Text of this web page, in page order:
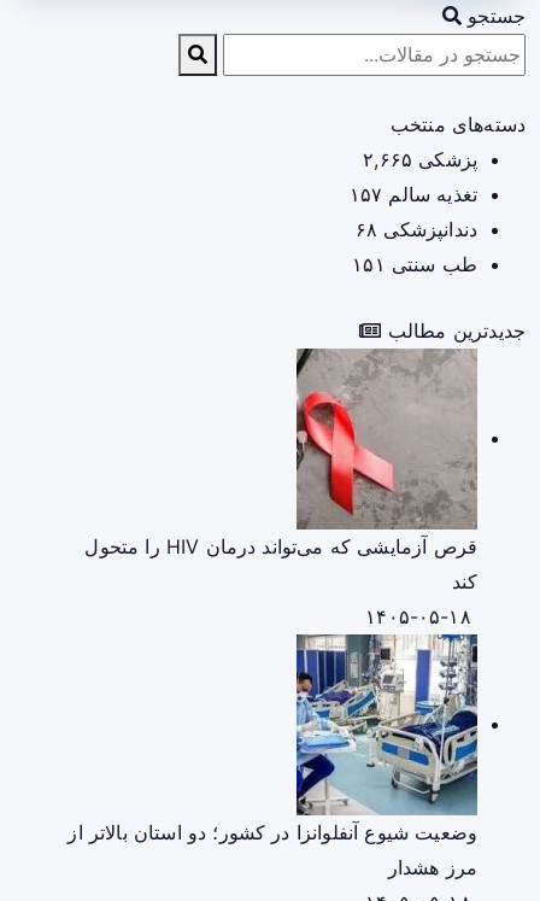
جستجو
دسته‌های منتخب
پزشکی ۲,۶۶۵
تغذیه سالم ۱۵۷
دندانپزشکی ۶۸
طب سنتی ۱۵۱
جدیدترین مطالب
قرص آزمایشی که می‌تواند درمان HIV را متحول
کند
وضعیت شیوع آنفلوانزا در کشور؛ دو استان بالاتر از
مرز هشدار